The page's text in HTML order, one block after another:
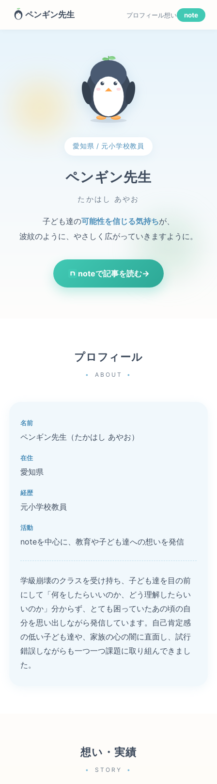
ペンギン先生 プロフィール想い note
愛知県 / 元小学校教員
ペンギン先生
たかはし あやお
子ども達の可能性を信じる気持ちが、
波紋のように、やさしく広がっていきますように。
noteで記事を読む→
プロフィール
ABOUT
名前
ペンギン先生（たかはし あやお）
在住
愛知県
経歴
元小学校教員
活動
noteを中心に、教育や子ども達への想いを発信
学級崩壊のクラスを受け持ち、子ども達を目の前
にして「何をしたらいいのか、どう理解したらい
いのか」分からず、とても困っていたあの頃の自
分を思い出しながら発信しています。自己肯定感
の低い子ども達や、家族の心の闇に直面し、試行
錯誤しながらも一つ一つ課題に取り組んできまし
た。
想い・実績
STORY